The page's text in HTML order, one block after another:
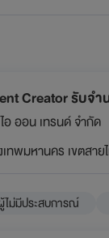
Creator รับจำ
อ ออน เทรนด์ จำกัด
ทพมหานคร เขตสาย
ไม่มีประสบการณ์